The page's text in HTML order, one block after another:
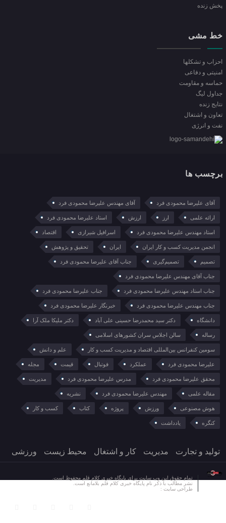
پخش زنده
خط مشی
احزاب و تشکلها
امنیتی و دفاعی
حماسه و مقاومت
جداول لیگ
نتایج زنده
تعاون و اشتغال
نفت و انرژی
برچسب ها
آقای علیرضا محمودی فرد آقای مهندس علیرضا محمودی فرد
ارائه علمی ارز ارزش استاد علیرضا محمودی فرد
استاد مهندس علیرضا محمودی فرد اسرافیل شیرازی اقتصاد
انجمن مدیریت کسب و کار ایران ایران تحقیق و پژوهش
تصمیم تصمیم‌گیری جناب آقای علیرضا محمودی فرد
جناب آقای مهندس علیرضا محمودی فرد
جناب استاد مهندس علیرضا محمودی فرد جناب علیرضا محمودی فرد
جناب مهندس علیرضا محمودی فرد خبرنگار علیرضا محمودی فرد
دانشگاه دکتر سید محمدرضا حسینی علی آباد دکتر ملیکا ملک آرا
رساله سالن اجلاس سران کشورهای اسلامی
سومین کنفرانس بین‌المللی اقتصاد و مدیریت کسب و کار علم و دانش
علیرضا محمودی فرد عملکرد فوتبال قیمت مجله
محقق علیرضا محمودی فرد مدرس علیرضا محمودی فرد مدیریت
مقاله علمی مهندس علیرضا محمودی فرد نشریه
هوش مصنوعی ورزش پروژه کتاب کسب و کار
کنگره یادداشت
تولید و تجارت مدیریت کار و اشتغال محیط زیست ورزشی
تمام حقوق این وب سایت برای پایگاه خبری کلام قلم محفوظ است.
نشر مطالب با ذکر نام پایگاه خبری کلام قلم بلامانع است.
طراحی سایت :